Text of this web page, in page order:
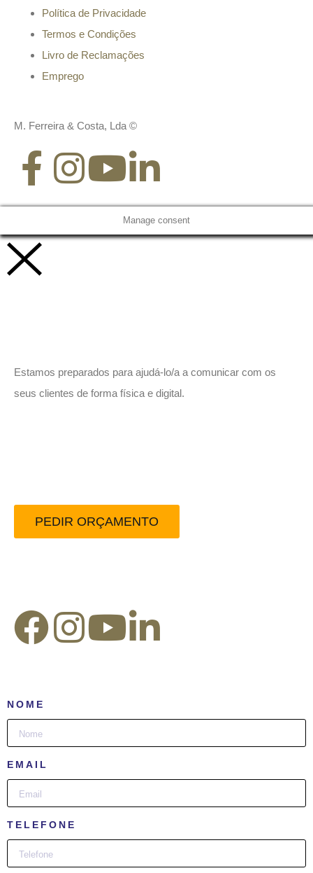
Política de Privacidade
Termos e Condições
Livro de Reclamações
Emprego
M. Ferreira & Costa, Lda ©
Manage consent
Estamos preparados para ajudá-lo/a a comunicar com os
seus clientes de forma física e digital.
PEDIR ORÇAMENTO
NOME
EMAIL
TELEFONE